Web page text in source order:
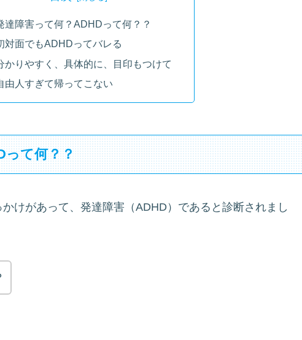
達障害って何？ADHDって何？？
対面でもADHDってバレる
かりやすく、具体的に、目印もつけて
由人すぎて帰ってこない
って何？？
けがあって、発達障害（ADHD）であると診断されまし